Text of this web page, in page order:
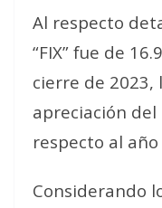
Al respecto
“FIX” fue de
cierre de 2023,
apreciación
respecto al
Considerando